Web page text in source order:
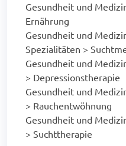
Gesundheit und
Ernährung
Gesundheit und
Spezialitäten >
Gesundheit und
> Depressionstherapie
Gesundheit und
> Rauchentwöhnung
Gesundheit und
> Suchttherapie